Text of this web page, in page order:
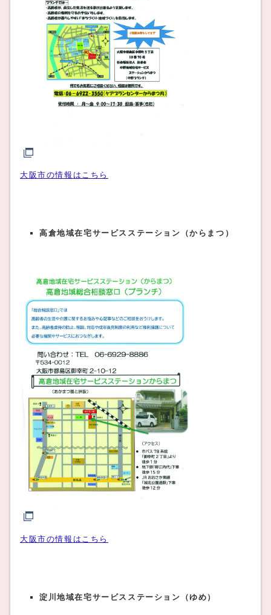
大阪市の情報はこちら
高倉地域在宅サービスステーション（からまつ）
大阪市の情報はこちら
淀川地域在宅サービスステーション（ゆめ）